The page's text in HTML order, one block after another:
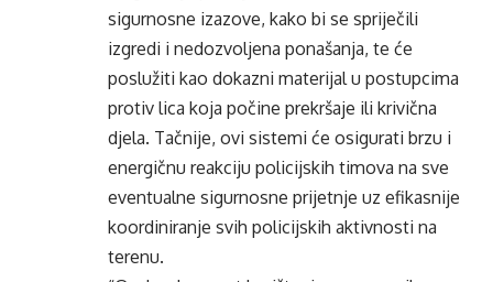
sigurnosne izazove, kako bi se spriječili
izgredi i nedozvoljena ponašanja, te će
poslužiti kao dokazni materijal u postupcima
protiv lica koja počine prekršaje ili krivična
djela. Tačnije, ovi sistemi će osigurati brzu i
energičnu reakciju policijskih timova na sve
eventualne sigurnosne prijetnje uz efikasnije
koordiniranje svih policijskih aktivnosti na
terenu.